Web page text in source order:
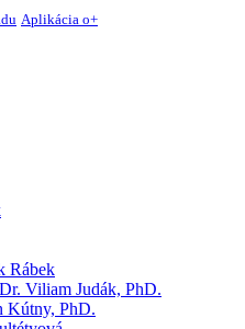
Aplikácia o+
Rábek
Viliam Judák, PhD.
Kútny, PhD.